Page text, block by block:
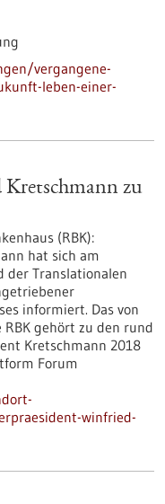
vergangene-
leben-einer-
zu
(RBK):
hat sich am
der Translationalen
informiert. Das von
gehört zu den rund
Kretschmann 2018
Forum
winfried-